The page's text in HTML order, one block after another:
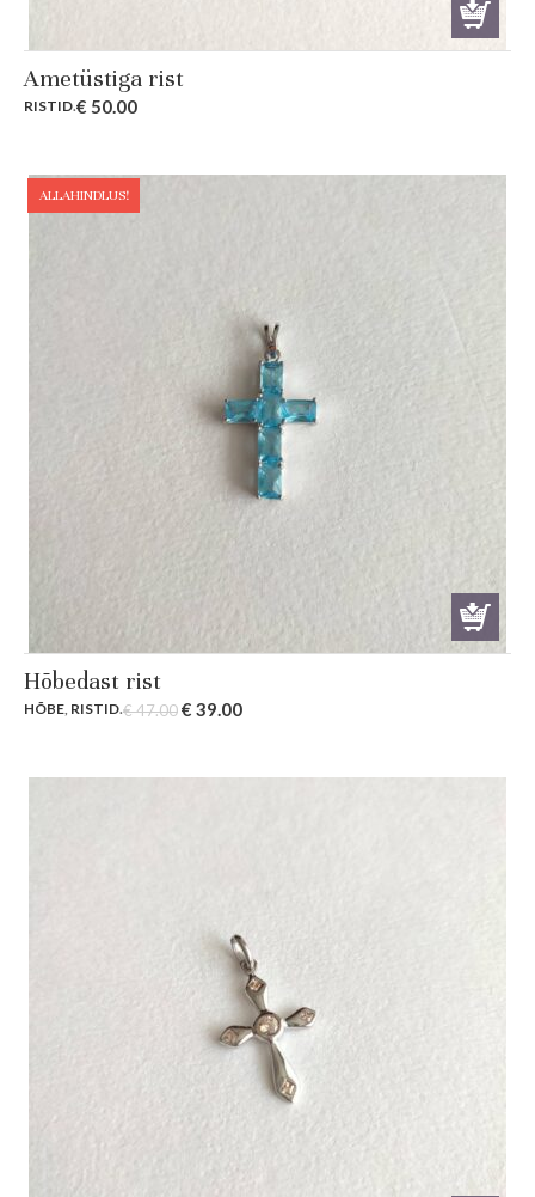
Ametüstiga rist
RISTID.€ 50.00
ALLAHINDLUS!
Hõbedast rist
HÕBE RISTID.€47.00Original
€ 39.00Current